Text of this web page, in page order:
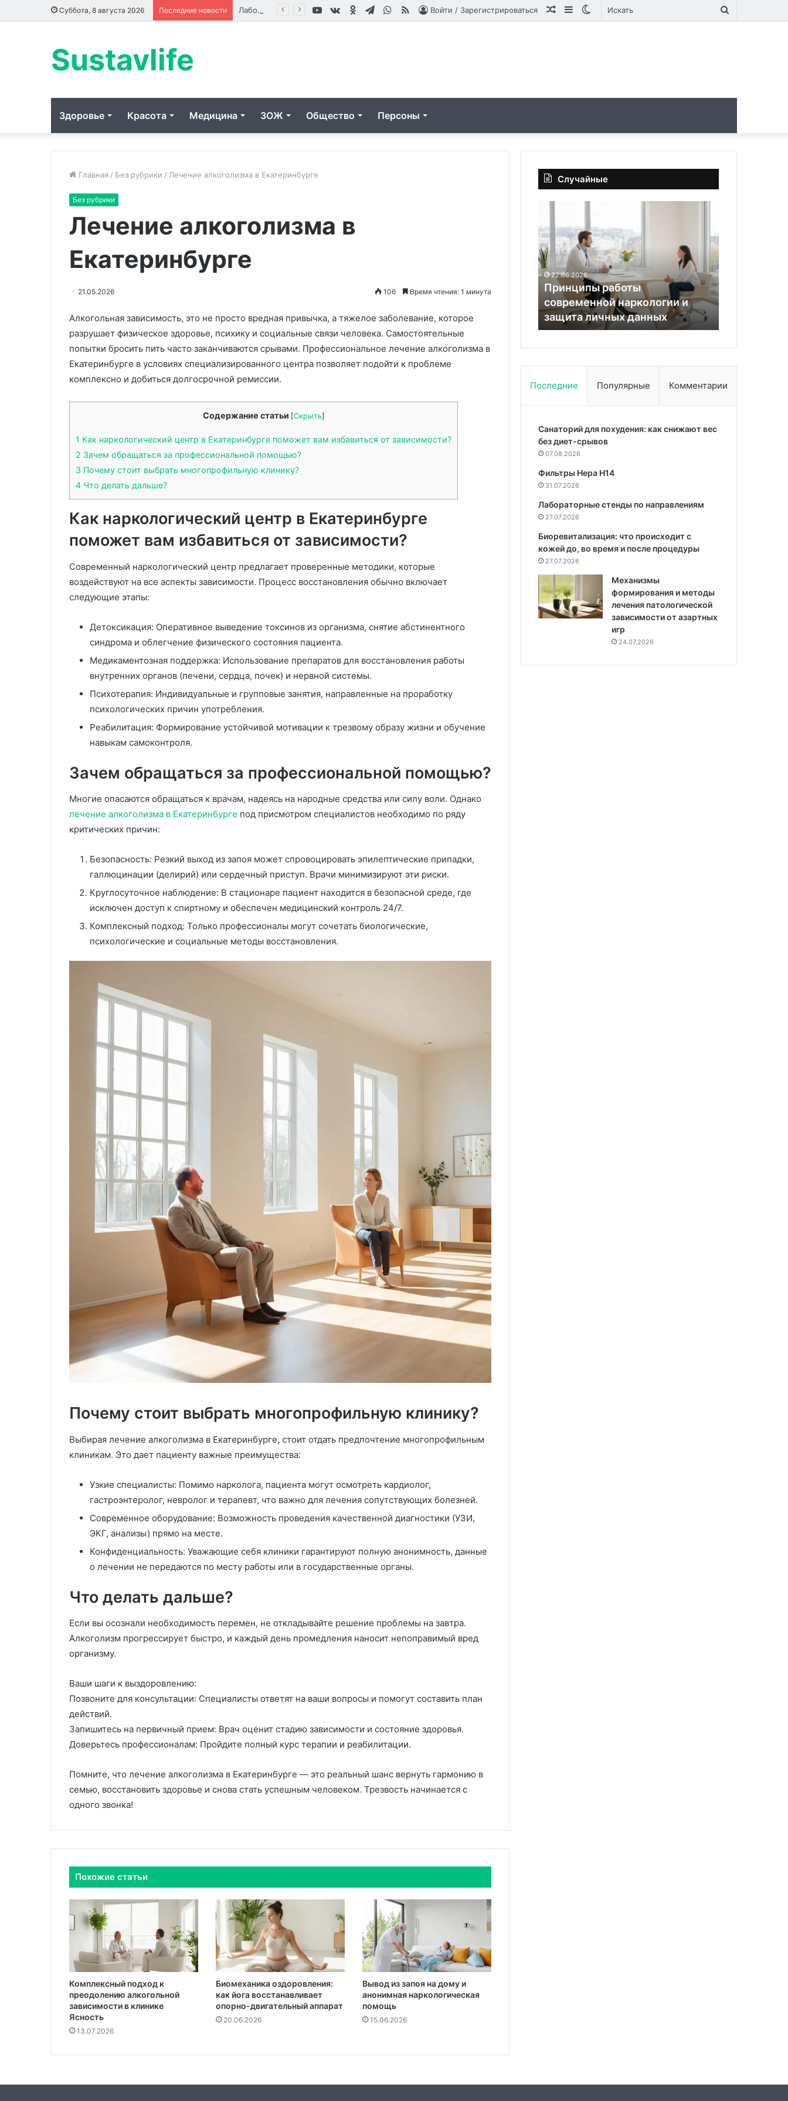
Суббота, 8 августа 2026 Последние новости Лабораторные стенды по направлениям
Switch
Sidebar
Случайная
Войти / Зарегистрироваться
RSS
WhatsApp
Telegram
Одноклассники
vk.com
YouTube
Sustavlife
Здоровье Красота Медицина ЗОЖ Общество Персоны
Главная / Без рубрики / Лечение алкоголизма в Екатеринбурге
Без рубрики
Лечение алкоголизма в
Екатеринбурге
21.05.2026 106 Время чтения: 1 минута
Алкогольная зависимость, это не просто вредная привычка, а тяжелое заболевание, которое
разрушает физическое здоровье, психику и социальные связи человека. Самостоятельные
попытки бросить пить часто заканчиваются срывами. Профессиональное лечение алкоголизма в
Екатеринбурге в условиях специализированного центра позволяет подойти к проблеме
комплексно и добиться долгосрочной ремиссии.
Содержание статьи [Скрыть]
1 Как наркологический центр в Екатеринбурге поможет вам избавиться от зависимости?
2 Зачем обращаться за профессиональной помощью?
3 Почему стоит выбрать многопрофильную клинику?
4 Что делать дальше?
Как наркологический центр в Екатеринбурге
поможет вам избавиться от зависимости?
Современный наркологический центр предлагает проверенные методики, которые
воздействуют на все аспекты зависимости. Процесс восстановления обычно включает
следующие этапы:
Детоксикация: Оперативное выведение токсинов из организма, снятие абстинентного
синдрома и облегчение физического состояния пациента.
Медикаментозная поддержка: Использование препаратов для восстановления работы
внутренних органов (печени, сердца, почек) и нервной системы.
Психотерапия: Индивидуальные и групповые занятия, направленные на проработку
психологических причин употребления.
Реабилитация: Формирование устойчивой мотивации к трезвому образу жизни и обучение
навыкам самоконтроля.
Зачем обращаться за профессиональной помощью?
Многие опасаются обращаться к врачам, надеясь на народные средства или силу воли. Однако
лечение алкоголизма в Екатеринбурге под присмотром специалистов необходимо по ряду
критических причин:
Безопасность: Резкий выход из запоя может спровоцировать эпилептические припадки,
галлюцинации (делирий) или сердечный приступ. Врачи минимизируют эти риски.
Круглосуточное наблюдение: В стационаре пациент находится в безопасной среде, где
исключен доступ к спиртному и обеспечен медицинский контроль 24/7.
Комплексный подход: Только профессионалы могут сочетать биологические,
психологические и социальные методы восстановления.
Почему стоит выбрать многопрофильную клинику?
Выбирая лечение алкоголизма в Екатеринбурге, стоит отдать предпочтение многопрофильным
клиникам. Это дает пациенту важные преимущества:
Узкие специалисты: Помимо нарколога, пациента могут осмотреть кардиолог,
гастроэнтеролог, невролог и терапевт, что важно для лечения сопутствующих болезней.
Современное оборудование: Возможность проведения качественной диагностики (УЗИ,
ЭКГ, анализы) прямо на месте.
Конфиденциальность: Уважающие себя клиники гарантируют полную анонимность, данные
о лечении не передаются по месту работы или в государственные органы.
Что делать дальше?
Если вы осознали необходимость перемен, не откладывайте решение проблемы на завтра.
Алкоголизм прогрессирует быстро, и каждый день промедления наносит непоправимый вред
организму.
Ваши шаги к выздоровлению:
Позвоните для консультации: Специалисты ответят на ваши вопросы и помогут составить план
действий.
Запишитесь на первичный прием: Врач оценит стадию зависимости и состояние здоровья.
Доверьтесь профессионалам: Пройдите полный курс терапии и реабилитации.
Помните, что лечение алкоголизма в Екатеринбурге — это реальный шанс вернуть гармонию в
семью, восстановить здоровье и снова стать успешным человеком. Трезвость начинается с
одного звонка!
Похожие статьи
Комплексный подход к
преодолению алкогольной
зависимости в клинике
Ясность
13.07.2026
Биомеханика оздоровления:
как йога восстанавливает
опорно-двигательный аппарат
20.06.2026
Вывод из запоя на дому и
анонимная наркологическая
помощь
15.06.2026
Случайные
Из
Байдена
полип
Из Джо Байдена удалили полип
выглядят
более дружелюбными
данных
Принципы работы
современной наркологии и
защита личных данных
смертельный
02.11.2025
Человечеству
смертельный вирус
Последние Популярные Комментарии
Санаторий для похудения: как снижают вес
без диет-срывов
07.08.2026
Фильтры Hepa Н14
31.07.2026
Лабораторные стенды по направлениям
27.07.2026
Биоревитализация: что происходит с
кожей до, во время и после процедуры
27.07.2026
Механизмы
формирования и методы
лечения патологической
зависимости от азартных
игр
24.07.2026